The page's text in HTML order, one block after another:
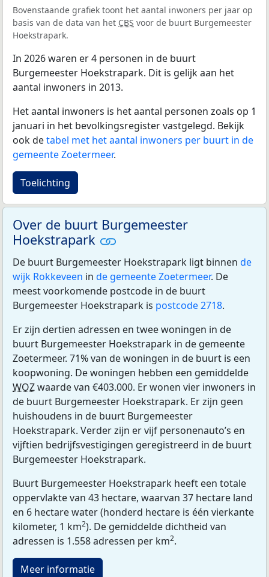
Bovenstaande grafiek toont het aantal inwoners per jaar op
basis van de data van het CBS voor de buurt Burgemeester
Hoekstrapark.
In 2026 waren er 4 personen in de buurt
Burgemeester Hoekstrapark. Dit is gelijk aan het
aantal inwoners in 2013.
Het aantal inwoners is het aantal personen zoals op 1
januari in het bevolkingsregister vastgelegd. Bekijk
ook detabel met het aantal inwoners per buurt in de
gemeente Zoetermeer.
Toelichting
Over de buurt Burgemeester
Hoekstrapark
De buurt Burgemeester Hoekstrapark ligt binnen de
wijk Rokkeveen in de gemeente Zoetermeer. De
meest voorkomende postcode in de buurt
Burgemeester Hoekstrapark is postcode 2718.
Er zijn dertien adressen en twee woningen in de
buurt Burgemeester Hoekstrapark in de gemeente
Zoetermeer. 71% van de woningen in de buurt is een
koopwoning. De woningen hebben een gemiddelde
WOZwaarde van €403.000. Er wonen vier inwoners in
de buurt Burgemeester Hoekstrapark. Er zijn geen
huishoudens in de buurt Burgemeester
Hoekstrapark. Verder zijn er vijf personenauto’s en
vijftien bedrijfsvestigingen geregistreerd in de buurt
Burgemeester Hoekstrapark.
Buurt Burgemeester Hoekstrapark heeft een totale
oppervlakte van 43 hectare, waarvan 37 hectare land
en 6 hectare water (honderd hectare is één vierkante
kilometer, 1 km2). De gemiddelde dichtheid van
adressen is 1.558 adressen per km2.
Meer informatie